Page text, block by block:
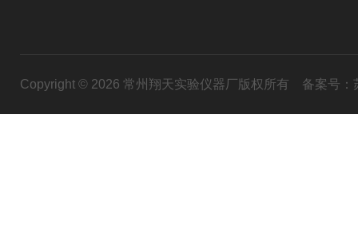
Copyright © 2026 常州翔天实验仪器厂版权所有 备案号：